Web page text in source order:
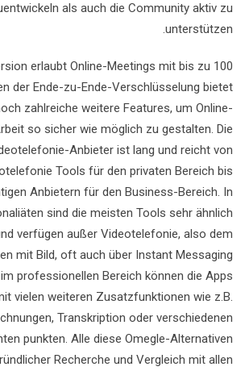
als auch die Community aktiv zu
unterstützen.
erlaubt Online-Meetings mit bis zu 100
der Ende-zu-Ende-Verschlüsselung bietet
zahlreiche weitere Features, um Online-
so sicher wie möglich zu gestalten. Die
Anbieter ist lang und reicht von
Tools für den privaten Bereich bis
Anbietern für den Business-Bereich. In
sind die meisten Tools sehr ähnlich
verfügen außer Videotelefonie, also dem
mit Bild, oft auch über Instant Messaging
professionellen Bereich können die Apps
vielen weiteren Zusatzfunktionen wie z.B.
Transkription oder verschiedenen
punkten. Alle diese Omegle-Alternativen
Recherche und Vergleich mit allen